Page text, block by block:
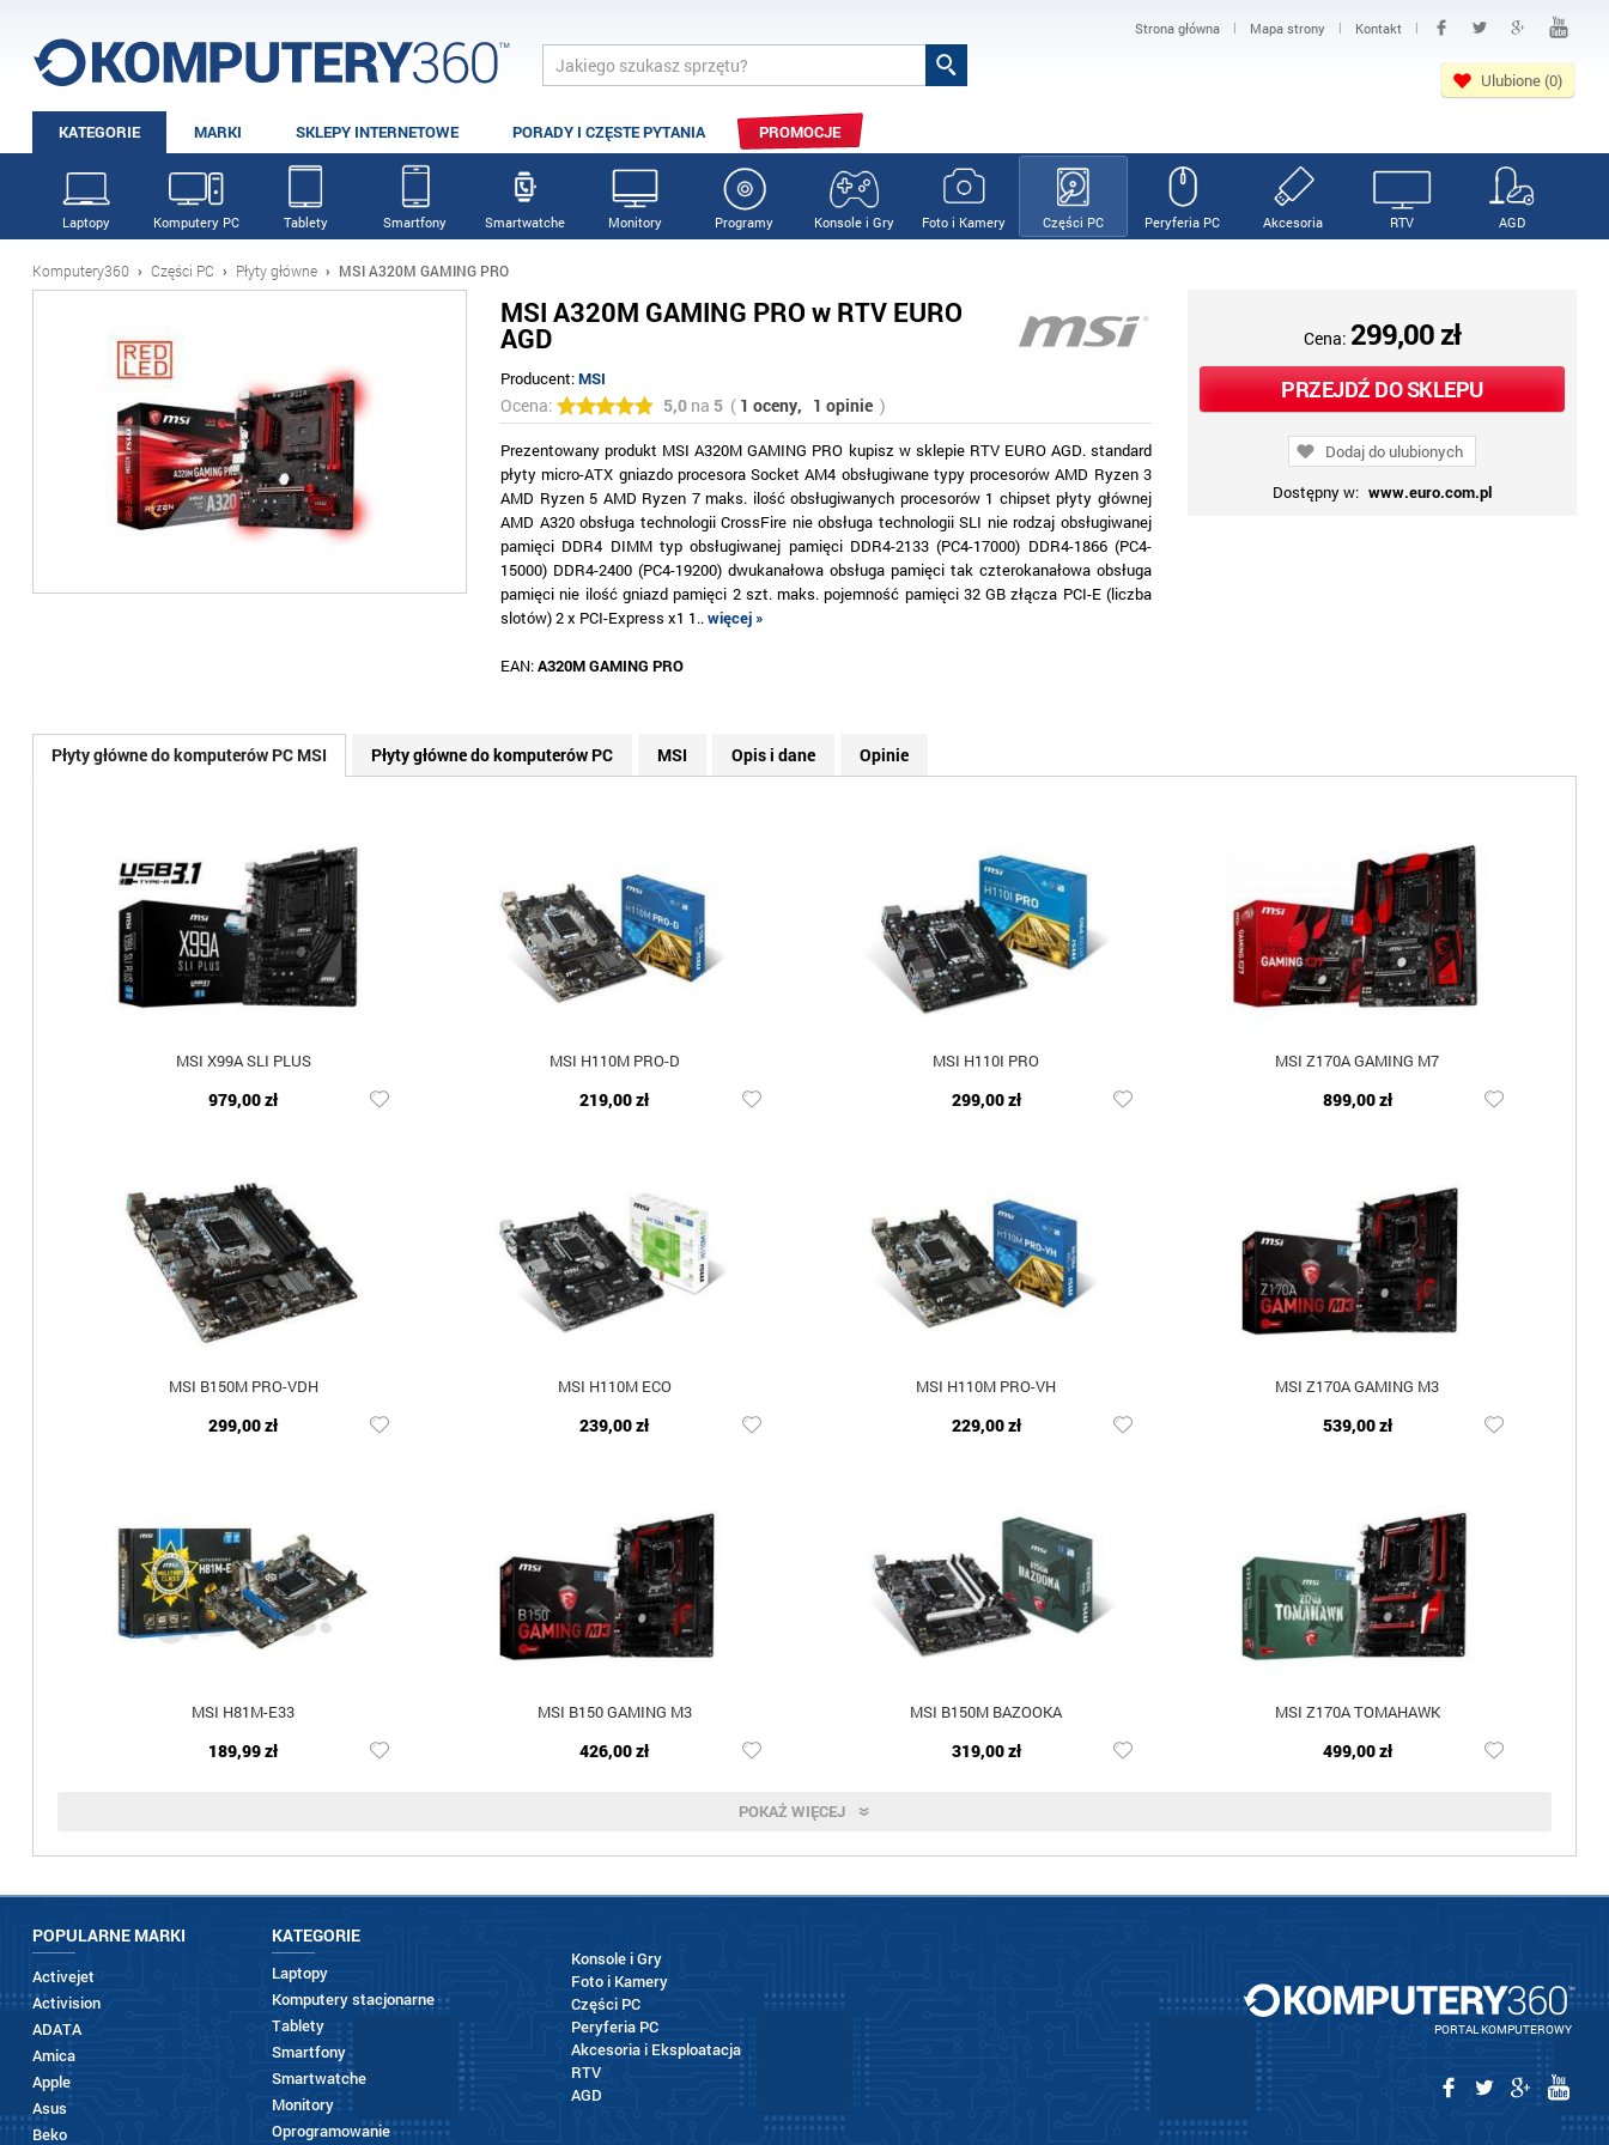
Strona główna | Mapa strony | Kontakt |
Ulubione (0)
KATEGORIE MARKI SKLEPY INTERNETOWE PORADY I CZĘSTE PYTANIA PROMOCJE
Laptopy Komputery PC Tablety Smartfony Smartwatche Monitory Programy Konsole i Gry Foto i Kamery Części PC Peryferia PC Akcesoria RTV AGD
Komputery360 › Części PC › Płyty główne › MSI A320M GAMING PRO
MSI A320M GAMING PRO w RTV EURO
AGD
Producent:MSI
Ocena: 5,0 na 5 ( 1 oceny, 1 opinie )
Prezentowany produkt MSI A320M GAMING PRO kupisz w sklepie RTV EURO AGD. standard
płyty micro-ATX gniazdo procesora Socket AM4 obsługiwane typy procesorów AMD Ryzen 3
AMD Ryzen 5 AMD Ryzen 7 maks. ilość obsługiwanych procesorów 1 chipset płyty głównej
AMD A320 obsługa technologii CrossFire nie obsługa technologii SLI nie rodzaj obsługiwanej
pamięci DDR4 DIMM typ obsługiwanej pamięci DDR4-2133 (PC4-17000) DDR4-1866 (PC4-
15000) DDR4-2400 (PC4-19200) dwukanałowa obsługa pamięci tak czterokanałowa obsługa
pamięci nie ilość gniazd pamięci 2 szt. maks. pojemność pamięci 32 GB złącza PCI-E (liczba
slotów) 2 x PCI-Express x1 1..więcej »
EAN:A320M GAMING PRO
Cena: 299,00 zł
PRZEJDŹ DO SKLEPU
Dodaj do ulubionych
Dostępny w: www.euro.com.pl
Płyty główne do komputerów PC MSI Płyty główne do komputerów PC MSI Opis i dane Opinie
MSI X99A SLI PLUS
979,00 zł
MSI H110M PRO-D
219,00 zł
MSI H110I PRO
299,00 zł
MSI Z170A GAMING M7
899,00 zł
MSI B150M PRO-VDH
299,00 zł
MSI H110M ECO
239,00 zł
MSI H110M PRO-VH
229,00 zł
MSI Z170A GAMING M3
539,00 zł
MSI H81M-E33
189,99 zł
MSI B150 GAMING M3
426,00 zł
MSI B150M BAZOOKA
319,00 zł
MSI Z170A TOMAHAWK
499,00 zł
POKAŻ WIĘCEJ
POPULARNE MARKI
Activejet
Activision
ADATA
Amica
Apple
Asus
Beko
KATEGORIE
Laptopy
Komputery stacjonarne
Tablety
Smartfony
Smartwatche
Monitory
Oprogramowanie
Konsole i Gry
Foto i Kamery
Części PC
Peryferia PC
Akcesoria i Eksploatacja
RTV
AGD
PORTAL KOMPUTEROWY